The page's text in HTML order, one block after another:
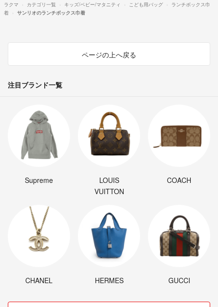
ラクマ
カテゴリ一覧 キッズ/ベビー/マタニティ こども用バッグ
ランチボックス巾
着
サンリオのランチボックス巾着
ページの上へ戻る
注目ブランド一覧
Supreme
LOUIS
VUITTON
COACH
CHANEL HERMES GUCCI